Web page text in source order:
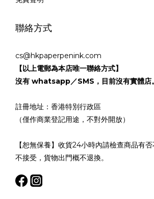
聯絡方式
cs@hkpaperpenink.com
【以上電郵為本店唯一聯絡方式】
沒有 whatsapp／SMS，目前沒有實體店。
註冊地址：香港特別行政區
（僅作商業登記用途，不對外開放）
【恕無保養】收貨24小時內請檢查商品有
不接受，貨物出門概不退換。